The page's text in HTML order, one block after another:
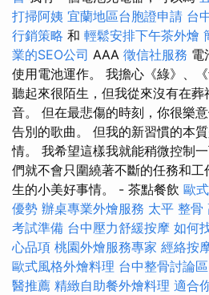
打掃阿姨 宜蘭地區台胞證申請 台
行銷策略 和 輕鬆安排下午茶外燴
業的SEO公司 AAA 徵信社服務 電
使用電池運作。 我擔心《綠》、
聽起來很陌生，但我從來沒有在
音。 但在最悲傷的時刻，你很樂
告別的歌曲。 但我的新習慣的本
情。 我希望這樣我就能稍微控制
們就不會只圍繞著不斷的任務和
生的小美好事情。 - 茶點餐飲 歐
優勢 辦桌專業外燴服務 太平 整骨
考試準備 台中壓力舒緩按摩 如何
心品項 桃園外燴服務專家 經絡按
歐式風格外燴料理 台中整骨討論區
醫推薦 精緻自助餐外燴料理 適合